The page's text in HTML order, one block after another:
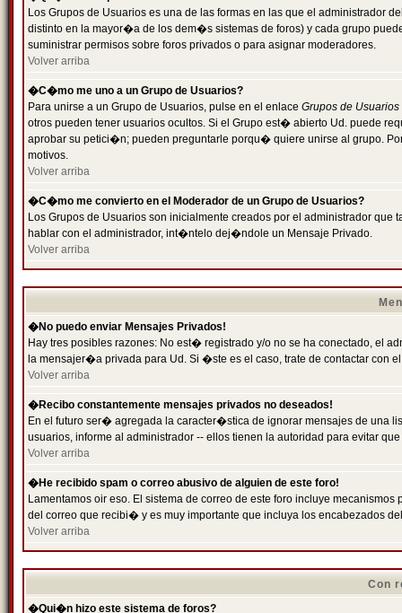
Los Grupos de Usuarios es una de las formas en las que el administrador
distinto en la mayor�a de los dem�s sistemas de foros) y cada grupo
suministrar permisos sobre foros privados o para asignar moderadores.
Volver arriba
�C�mo me uno a un Grupo de Usuarios?
Para unirse a un Grupo de Usuarios, pulse en el enlace Grupos de Usuarios
otros pueden tener usuarios ocultos. Si el Grupo est� abierto Ud. puede
aprobar su petici�n; pueden preguntarle porqu� quiere unirse al grupo.
motivos.
Volver arriba
�C�mo me convierto en el Moderador de un Grupo de Usuarios?
Los Grupos de Usuarios son inicialmente creados por el administrador
hablar con el administrador, int�ntelo dej�ndole un Mensaje Privado.
Volver arriba
�No puedo enviar Mensajes Privados!
Hay tres posibles razones: No est� registrado y/o no se ha conectado, el
la mensajer�a privada para Ud. Si �ste es el caso, trate de contactar con
Volver arriba
�Recibo constantemente mensajes privados no deseados!
En el futuro ser� agregada la caracter�stica de ignorar mensajes de una
usuarios, informe al administrador -- ellos tienen la autoridad para evitar
Volver arriba
�He recibido spam o correo abusivo de alguien de este foro!
Lamentamos oir eso. El sistema de correo de este foro incluye
del correo que recibi� y es muy importante que incluya los encabezados
Volver arriba
Con
�Qui�n hizo este sistema de foros?